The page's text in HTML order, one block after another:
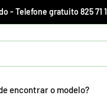
- Telefone gratuito 825 71
encontrar o modelo?